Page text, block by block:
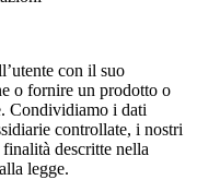
con il suo
o fornire un prodotto o
Condividiamo i dati
controllate, i nostri
descritte nella
legge.